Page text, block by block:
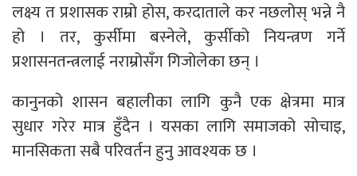
लक्ष्य त प्रशासक राम्रो होस, करदाताले कर नछलोस् भन्ने नै
हो । तर, कुर्सीमा बस्नेले, कुर्सीको नियन्त्रण गर्ने
प्रशासनतन्त्रलाई नराम्रोसँग गिजोलेका छन् ।
कानुनको शासन बहालीका लागि कुनै एक क्षेत्रमा मात्र
सुधार गरेर मात्र हुँदैन । यसका लागि समाजको सोचाइ,
मानसिकता सबै परिवर्तन हुनु आवश्यक छ ।